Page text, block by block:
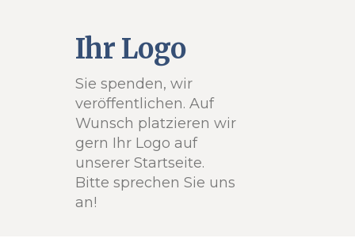
Ihr Logo
Sie spenden, wir
veröffentlichen. Auf
Wunsch platzieren wir
gern Ihr Logo auf
unserer Startseite.
Bitte sprechen Sie uns
an!